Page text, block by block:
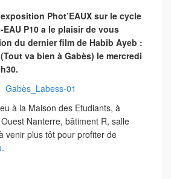
Phot’EAUX sur le cycle
P10 a le plaisir de vous
du dernier film de Habib Ayeb :
va bien à Gabès) le mercredi
à la Maison des Etudiants, à
Nanterre, bâtiment R, salle
venir plus tôt pour profiter de
.